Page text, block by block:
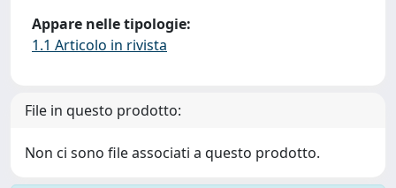
Appare nelle tipologie:
1.1 Articolo in rivista
File in questo prodotto:
Non ci sono file associati a questo prodotto.